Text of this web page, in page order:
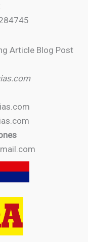
Article Blog Post